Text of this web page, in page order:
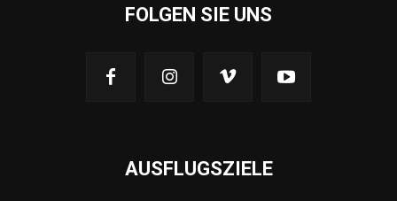
FOLGEN SIE UNS
AUSFLUGSZIELE